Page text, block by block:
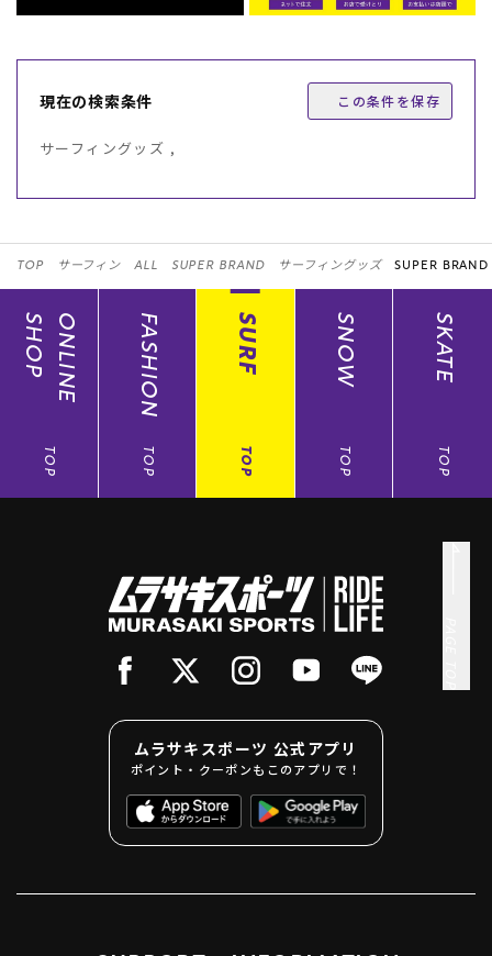
現在の検索条件 この条件を保存
サーフィングッズ ,
TOP サーフィン ALL SUPER BRAND サーフィングッズ SUPER BRAND
ONLINE
SHOP
TOP
FASHION
TOP
SURF
TOP
SNOW
TOP
SKATE
TOP
ムラサキスポーツ 公式アプリ
ポイント・クーポンもこのアプリで！